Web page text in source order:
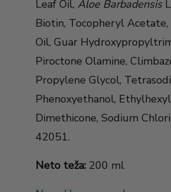
Leaf Oil, Aloe Barbadensis
Biotin, Tocopheryl Acetate,
Oil, Guar
Piroctone Olamine,
Propylene Glycol,
Phenoxyethanol,
Dimethicone, Sodium
42051.
Neto teža: 200 ml